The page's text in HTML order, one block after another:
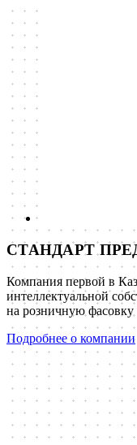
СТАНДАРТ
Компания первой в
интеллектуальной
на розничную фасовку
Подробнее о компании